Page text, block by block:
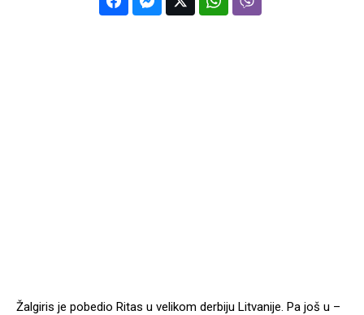
Žalgiris je pobedio Ritas u velikom derbiju Litvanije. Pa još u –